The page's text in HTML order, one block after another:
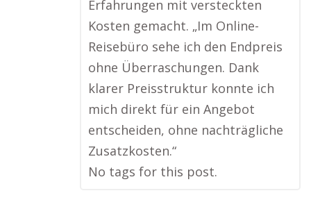
Erfahrungen mit versteckten
Kosten gemacht. „Im Online-
Reisebüro sehe ich den Endpreis
ohne Überraschungen. Dank
klarer Preisstruktur konnte ich
mich direkt für ein Angebot
entscheiden, ohne nachträgliche
Zusatzkosten.“
No tags for this post.